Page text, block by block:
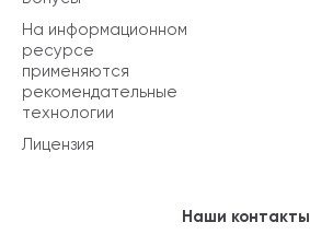
На информационном
ресурсе
применяются
рекомендательные
технологии
Лицензия
Наши контакты